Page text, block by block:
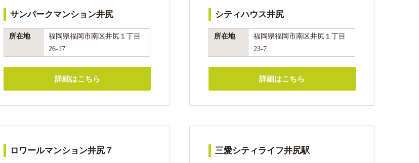
サンパークマンション井尻
所在地
福岡県福岡市南区井尻１丁目
26-17
詳細はこちら
シティハウス井尻
所在地
福岡県福岡市南区井尻１丁目
23-7
詳細はこちら
ロワールマンション井尻７ 三愛シティライフ井尻駅